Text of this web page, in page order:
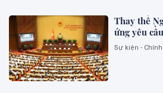
Thay thế
ứng yêu
Sự kiện -